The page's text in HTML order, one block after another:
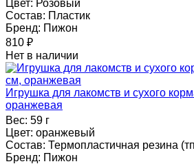
Цвет: Розовый
Состав: Пластик
Бренд: Пижон
810 ₽
Нет в наличии
Игрушка для лакомств и сухого
оранжевая
Вес: 59 г
Цвет: оранжевый
Состав: Термопластичная резина
Бренд: Пижон